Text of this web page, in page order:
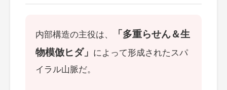
内部構造の主役は、
「多重らせん＆生
物模倣ヒダ」 によって形成されたスパ
イラル山脈だ。